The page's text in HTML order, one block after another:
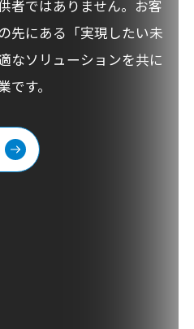
ではありません。 お客
先にある 「実現したい未
なソリューションを共に
です。